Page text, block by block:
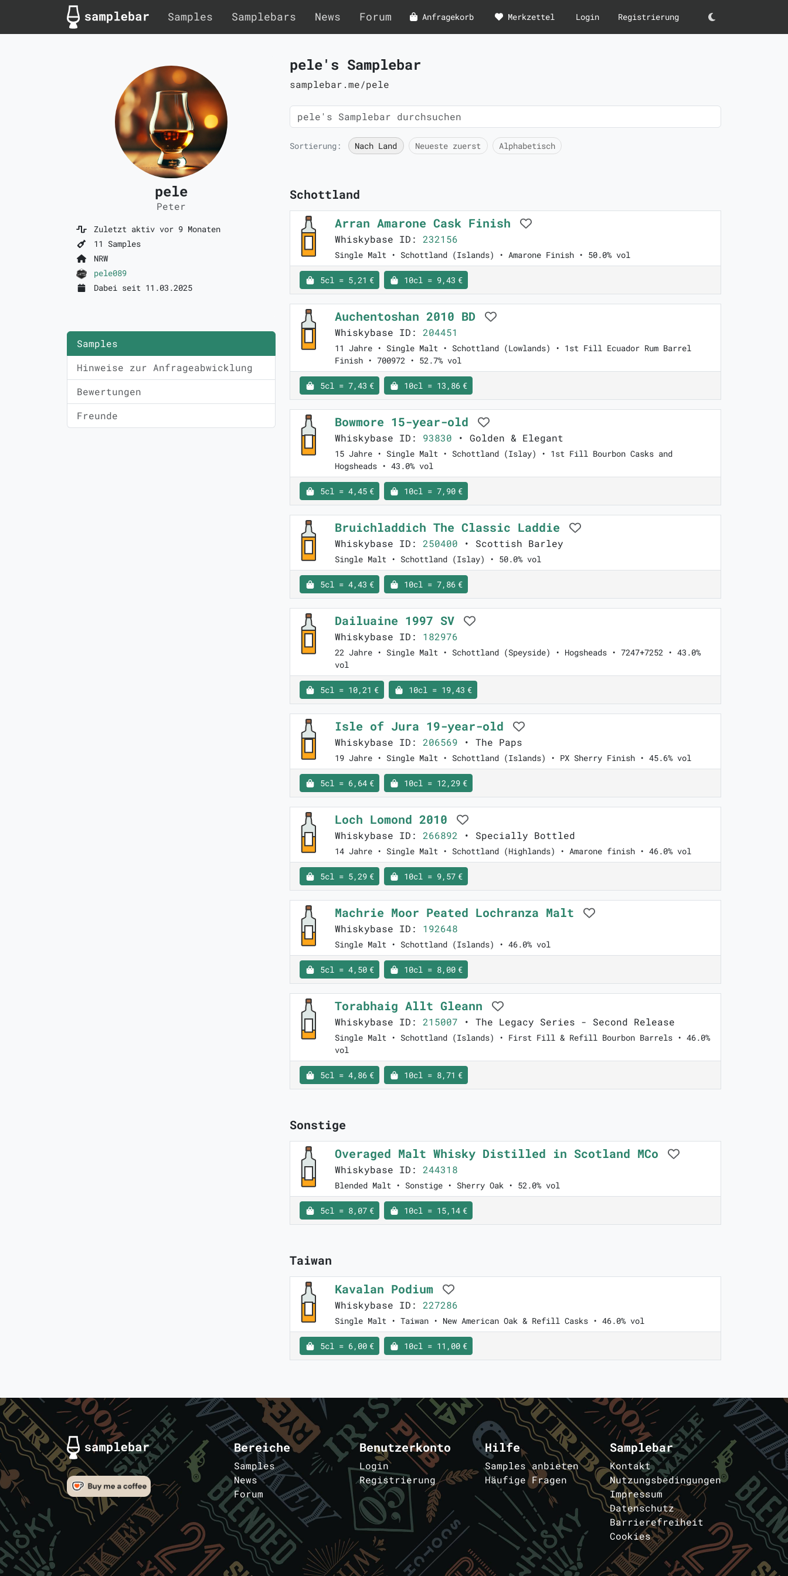
Samples Samplebars News Forum Anfragekorb Merkzettel Login Registrierung Darkmode
pele
Peter
Zuletzt aktiv vor 9 Monaten
11 Samples
NRW
pele089
Dabei seit 11.03.2025
Samples
Hinweise zur Anfrageabwicklung
Bewertungen
Freunde
pele's Samplebar
samplebar.me/pele
Sortierung: Nach Land Neueste zuerst Alphabetisch
Schottland
Arran Amarone Cask Finish
Whiskybase ID: 232156
Single Malt • Schottland (Islands) • Amarone Finish • 50.0% vol
5cl = 5,21 € 10cl = 9,43 €
Auchentoshan 2010 BD
Whiskybase ID: 204451
11 Jahre • Single Malt • Schottland (Lowlands) • 1st Fill Ecuador Rum Barrel
Finish • 700972 • 52.7% vol
5cl = 7,43 € 10cl = 13,86 €
Bowmore 15-year-old
Whiskybase ID: 93830 • Golden & Elegant
15 Jahre • Single Malt • Schottland (Islay) • 1st Fill Bourbon Casks and
Hogsheads • 43.0% vol
5cl = 4,45 € 10cl = 7,90 €
Bruichladdich The Classic Laddie
Whiskybase ID: 250400 • Scottish Barley
Single Malt • Schottland (Islay) • 50.0% vol
5cl = 4,43 € 10cl = 7,86 €
Dailuaine 1997 SV
Whiskybase ID: 182976
22 Jahre • Single Malt • Schottland (Speyside) • Hogsheads • 7247+7252 • 43.0%
vol
5cl = 10,21 € 10cl = 19,43 €
Isle of Jura 19-year-old
Whiskybase ID: 206569 • The Paps
19 Jahre • Single Malt • Schottland (Islands) • PX Sherry Finish • 45.6% vol
5cl = 6,64 € 10cl = 12,29 €
Loch Lomond 2010
Whiskybase ID: 266892 • Specially Bottled
14 Jahre • Single Malt • Schottland (Highlands) • Amarone finish • 46.0% vol
5cl = 5,29 € 10cl = 9,57 €
Machrie Moor Peated Lochranza Malt
Whiskybase ID: 192648
Single Malt • Schottland (Islands) • 46.0% vol
5cl = 4,50 € 10cl = 8,00 €
Torabhaig Allt Gleann
Whiskybase ID: 215007 • The Legacy Series - Second Release
Single Malt • Schottland (Islands) • First Fill & Refill Bourbon Barrels • 46.0%
vol
5cl = 4,86 € 10cl = 8,71 €
Sonstige
Overaged Malt Whisky Distilled in Scotland MCo
Whiskybase ID: 244318
Blended Malt • Sonstige • Sherry Oak • 52.0% vol
5cl = 8,07 € 10cl = 15,14 €
Taiwan
Kavalan Podium
Whiskybase ID: 227286
Single Malt • Taiwan • New American Oak & Refill Casks • 46.0% vol
5cl = 6,00 € 10cl = 11,00 €
Bereiche
Samples
News
Forum
Benutzerkonto
Login
Registrierung
Hilfe
Samples anbieten
Häufige Fragen
Samplebar
Kontakt
Nutzungsbedingungen
Impressum
Datenschutz
Barrierefreiheit
Cookies